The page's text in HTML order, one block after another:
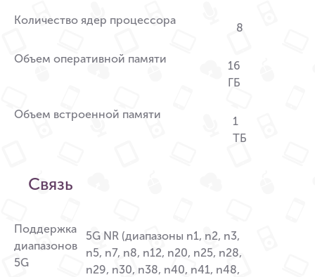
Количество ядер процессора
8
Объем оперативной памяти
16
ГБ
Объем встроенной памяти
1
ТБ
Связь
Поддержка
диапазонов
5G
5G NR (диапазоны n1, n2, n3,
n5, n7, n8, n12, n20, n25, n28,
n29, n30, n38, n40, n41, n48,